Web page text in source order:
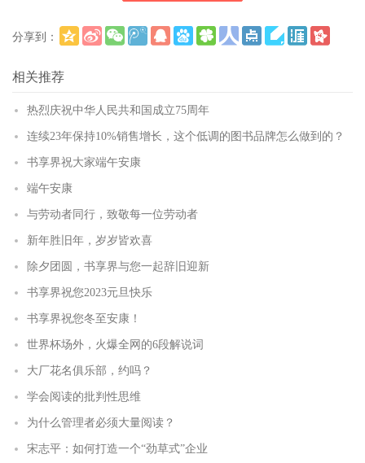
分享到：
相关推荐
热烈庆祝中华人民共和国成立75周年
连续23年保持10%销售增长，这个低调的图书品牌怎么做到的？
书享界祝大家端午安康
端午安康
与劳动者同行，致敬每一位劳动者
新年胜旧年，岁岁皆欢喜
除夕团圆，书享界与您一起辞旧迎新
书享界祝您2023元旦快乐
书享界祝您冬至安康！
世界杯场外，火爆全网的6段解说词
大厂花名俱乐部，约吗？
学会阅读的批判性思维
为什么管理者必须大量阅读？
宋志平：如何打造一个“劲草式”企业